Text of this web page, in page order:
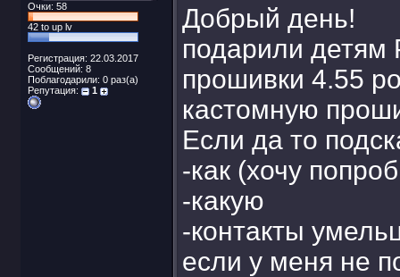
Очки: 58
42 to up lv
Регистрация: 22.03.2017
Сообщений: 8
Поблагодарили: 0 раз(а)
Репутация:
1
Добрый день!
подарили детям
прошивки 4.55
кастомную
Если да то
-как (хочу
-какую
-контакты
если у меня не